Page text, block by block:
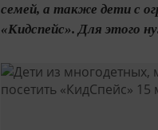
семей, а также дети с
«Кидспейс». Для этого